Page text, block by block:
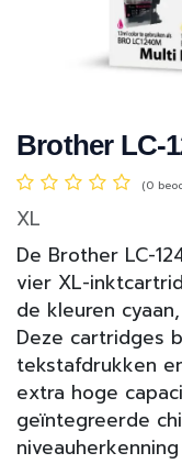
Brother LC-
(0
XL
De Brother LC-
vier XL-
de kleuren
Deze cartridges
tekstafdrukken
extra hoge
geïntegreerde